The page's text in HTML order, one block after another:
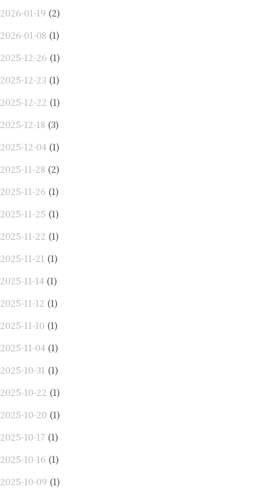
2026-01-19 (2)
2026-01-08 (1)
2025-12-26 (1)
2025-12-23 (1)
2025-12-22 (1)
2025-12-18 (3)
2025-12-04 (1)
2025-11-28 (2)
2025-11-26 (1)
2025-11-25 (1)
2025-11-22 (1)
2025-11-21 (1)
2025-11-14 (1)
2025-11-12 (1)
2025-11-10 (1)
2025-11-04 (1)
2025-10-31 (1)
2025-10-22 (1)
2025-10-20 (1)
2025-10-17 (1)
2025-10-16 (1)
2025-10-09 (1)